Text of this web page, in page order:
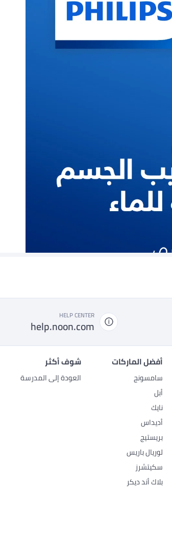
HELP CENTER
help.noon.com
أفضل الماركات
سامسونج
أبل
نايك
أديداس
بريستيج
لوريال باريس
سكيتشرز
بلاك أند ديكر
شوف أكثر
العودة إلى المدرسة